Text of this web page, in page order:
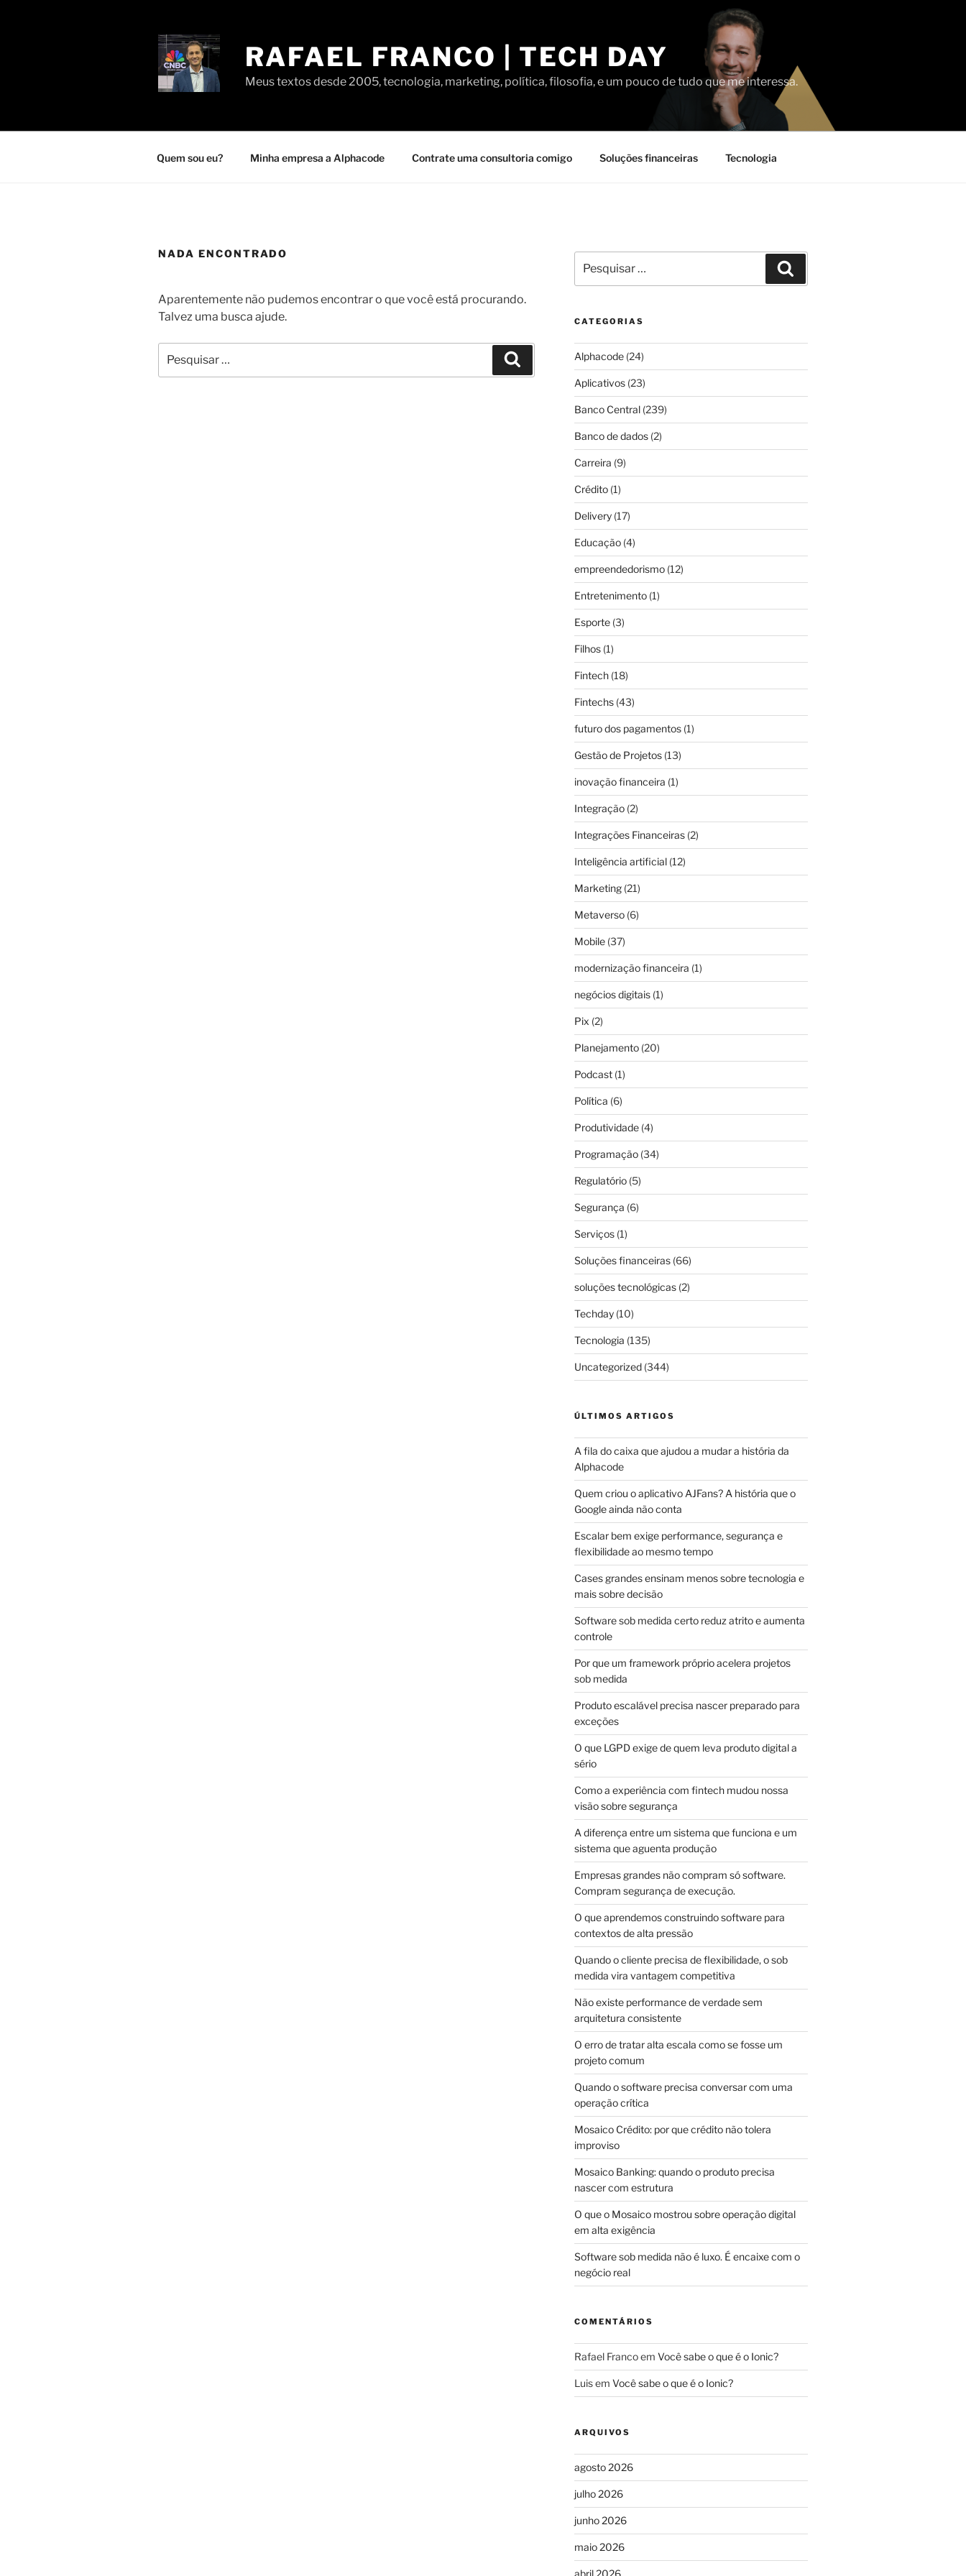
RAFAEL FRANCO | TECH DAY
Meus textos desde 2005, tecnologia, marketing, política, filosofia, e um pouco de tudo que me interessa.
Quem sou eu? Minha empresa a Alphacode Contrate uma consultoria comigo Soluções financeiras Tecnologia
NADA ENCONTRADO
Aparentemente não pudemos encontrar o que você está procurando.
Talvez uma busca ajude.
por:
Pesquisar
por:
CATEGORIAS
Alphacode(24)
Aplicativos(23)
Banco Central(239)
Banco de dados(2)
Carreira (9)
Crédito(1)
Delivery(17)
Educação(4)
empreendedorismo(12)
Entretenimento(1)
Esporte(3)
Filhos(1)
Fintech(18)
Fintechs(43)
futuro dos pagamentos(1)
Gestão de Projetos(13)
inovação financeira (1)
Integração(2)
Integrações Financeiras(2)
Inteligência artificial(12)
Marketing(21)
Metaverso(6)
Mobile(37)
modernização financeira (1)
negócios digitais(1)
Pix (2)
Planejamento(20)
Podcast(1)
Política (6)
Produtividade(4)
Programação(34)
Regulatório(5)
Segurança (6)
Serviços(1)
Soluções financeiras(66)
soluções tecnológicas(2)
Techday(10)
Tecnologia (135)
Uncategorized(344)
ÚLTIMOS ARTIGOS
A fila do caixa que ajudou a mudar a história da
Alphacode
Quem criou o aplicativo AJFans? A história que o
Google ainda não conta
Escalar bem exige performance, segurança e
flexibilidade ao mesmo tempo
Cases grandes ensinam menos sobre tecnologia e
mais sobre decisão
Software sob medida certo reduz atrito e aumenta
controle
Por que um framework próprio acelera projetos
sob medida
Produto escalável precisa nascer preparado para
exceções
O que LGPD exige de quem leva produto digital a
sério
Como a experiência com fintech mudou nossa
visão sobre segurança
A diferença entre um sistema que funciona e um
sistema que aguenta produção
Empresas grandes não compram só software.
Compram segurança de execução.
O que aprendemos construindo software para
contextos de alta pressão
Quando o cliente precisa de flexibilidade, o sob
medida vira vantagem competitiva
Não existe performance de verdade sem
arquitetura consistente
O erro de tratar alta escala como se fosse um
projeto comum
Quando o software precisa conversar com uma
operação crítica
Mosaico Crédito: por que crédito não tolera
improviso
Mosaico Banking: quando o produto precisa
nascer com estrutura
O que o Mosaico mostrou sobre operação digital
em alta exigência
Software sob medida não é luxo. É encaixe com o
negócio real
COMENTÁRIOS
Rafael Francoem Você sabe o que é o Ionic?
Luisem Você sabe o que é o Ionic?
ARQUIVOS
agosto 2026
julho 2026
junho 2026
maio 2026